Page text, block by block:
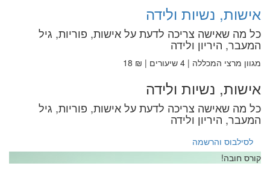
אישות, נשיות ולידה
כל מה שאישה צריכה לדעת על אישות, פוריות, גיל
המעבר, היריון ולידה
מגוון מרצי המכללה | 4 שיעורים | ₪ 18
אישות, נשיות ולידה
כל מה שאישה צריכה לדעת על אישות, פוריות, גיל
המעבר, היריון ולידה
לסילבוס והרשמה
קורס חובה!